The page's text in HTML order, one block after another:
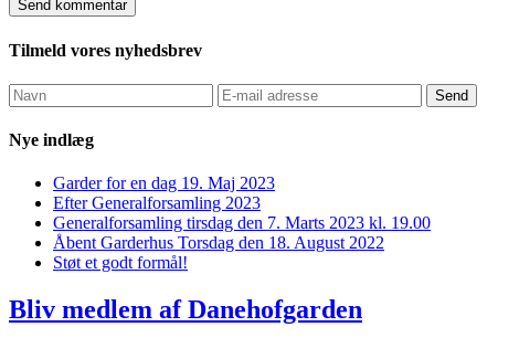
Tilmeld vores nyhedsbrev
Nye indlæg
Garder for en dag 19. Maj 2023
Efter Generalforsamling 2023
Generalforsamling tirsdag den 7. Marts 2023 kl. 19.00
Åbent Garderhus Torsdag den 18. August 2022
Støt et godt formål!
Bliv medlem af Danehofgarden